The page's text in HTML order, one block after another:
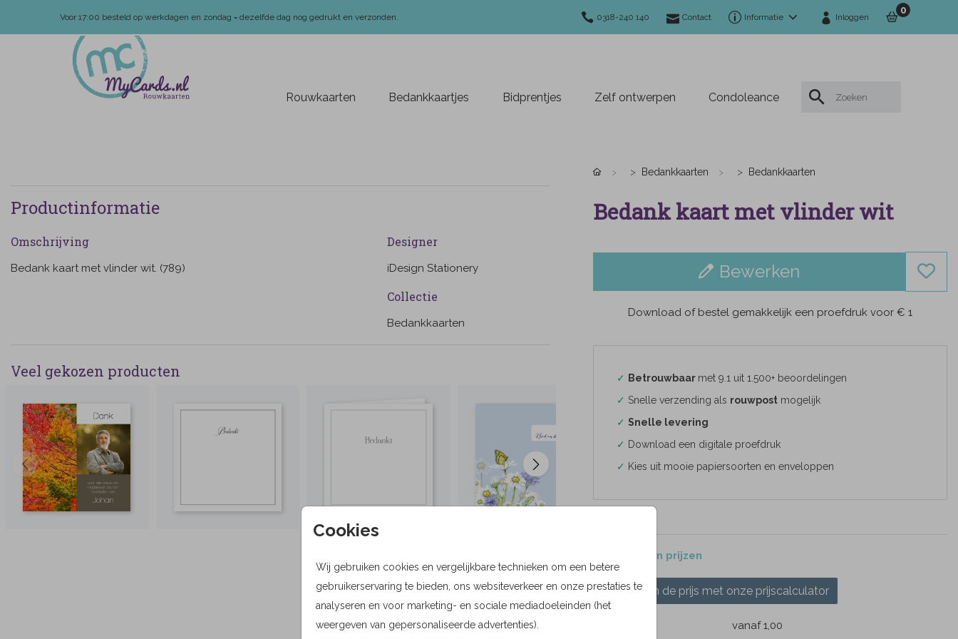
Voor 17:00 besteld op werkdagen en zondag = dezelfde dag nog gedrukt en verzonden. 0318-240 140 Contact Informatie Inloggen
0
Rouwkaarten Bedankkaartjes Bidprentjes Zelf ontwerpen Condoleance
Cookies
Wij gebruiken cookies en vergelijkbare technieken om een betere
gebruikerservaring te bieden, ons websiteverkeer en onze prestaties te
analyseren en voor marketing- en sociale mediadoeleinden (het
weergeven van gepersonaliseerde advertenties).
Productinformatie
Omschrijving
Bedank kaart met vlinder wit. (789)
Designer
iDesign Stationery
Collectie
Bedankkaarten
Veel gekozen producten
Bedankkaarten Bedankkaarten
Bedank kaart met vlinder wit
Bewerken
Download of bestel gemakkelijk een proefdruk voor € 1
✓ Betrouwbaar met 9.1 uit 1.500+ beoordelingen
✓ Snelle verzending als rouwpostmogelijk
✓ Snelle levering
✓ Download een digitale proefdruk
✓ Kies uit mooie papiersoorten en enveloppen
Formaten en prijzen
Bereken de prijs met onze prijscalculator
vanaf 1,00